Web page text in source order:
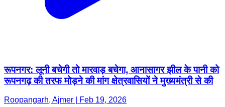
रूपनगर: लूनी बचेगी तो मारवाड़ बचेगा, आनासागर झील के पानी को
रूपनगढ़ की तरफ मोड़ने की मांग क्षेत्रवासियों ने मुख्यमंत्री से की
Roopangarh, Ajmer | Feb 19, 2026